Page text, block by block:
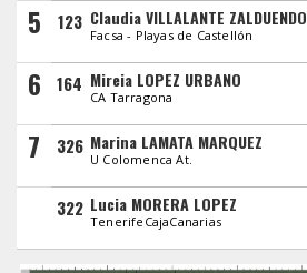
5 123 Claudia VILLALANTE ZALDUENDO
Facsa - Playas de Castellón
6 164 Mireia LOPEZ URBANO
CA Tarragona
7 326 Marina LAMATA MARQUEZ
U Colomenca At.
322 Lucia MORERA LOPEZ
TenerifeCajaCanarias